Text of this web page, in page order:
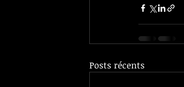
Posts récents